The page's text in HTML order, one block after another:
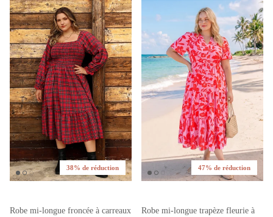
38% de réduction
Robe mi-longue froncée à carreaux
47% de réduction
Robe mi-longue trapèze fleurie à